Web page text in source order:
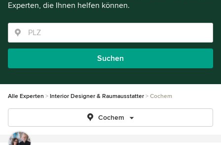
Experten, die Ihnen helfen können.
Suchen
Alle Experten Interior Designer & Raumausstatter Cochem
Cochem